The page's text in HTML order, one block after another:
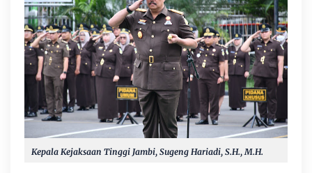
Kepala Kejaksaan Tinggi Jambi, Sugeng Hariadi, S.H., M.H.